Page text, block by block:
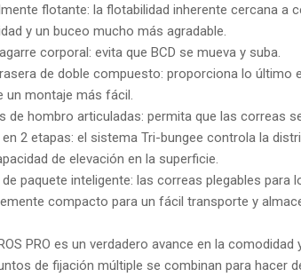
flotante: la flotabilidad inherente cercana a
y un buceo mucho más agradable.
corporal: evita que BCD se mueva y suba.
de doble compuesto: proporciona lo último
un montaje más fácil.
de hombro articuladas: permita que las correas
2 etapas: el sistema Tri-bungee controla la
de elevación en la superficie.
paquete inteligente: las correas plegables
compacto para un fácil transporte y
PRO es un verdadero avance en la
de fijación múltiple se combinan para hacer